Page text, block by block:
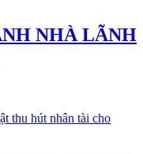
NHÀ LÃNH